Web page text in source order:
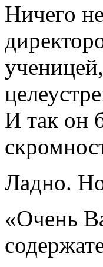
Ничего
И так он
Ладно.
«Очень